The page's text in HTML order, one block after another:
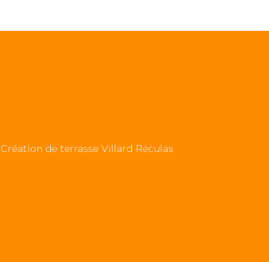
Création de terrasse Villard Reculas